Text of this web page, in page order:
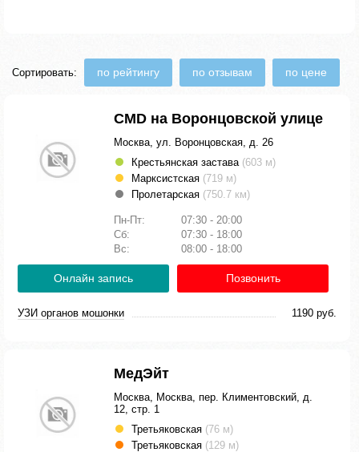
Сортировать: по рейтингу по отзывам по цене
CMD на Воронцовской улице
Москва, ул. Воронцовская, д. 26
Крестьянская застава (603 м)
Марксистская (719 м)
Пролетарская (750.7 км)
Пн-Пт:
07:30 - 20:00
Сб:
07:30 - 18:00
Вс:
08:00 - 18:00
Онлайн запись Позвонить
УЗИ органов мошонки 1190 руб.
МедЭйт
Москва, Москва, пер. Климентовский, д.
12, стр. 1
Третьяковская (76 м)
Третьяковская (129 м)